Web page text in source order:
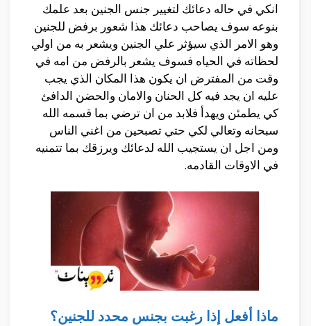
انكي في حاله دعائك لتغيير جنس الجنين بعد علمك
بنوعه سوف يصاحب دعائك هذا شعور برفض للجنين
وهو الامر الذي سيؤثر علي الجنين ويشعر به من اولي
لحظاته في الحياه فسوف يشعر بالرفض من امه في
وقت من المفترض ان يكون هذا المكان الذي يجب
عليه ان يجد فيه كل الحنان والامان والحضن الدافئ
كي يطمئن ويهدأ فلابد من ان ترضي بما قسمه الله
سبحانه وتعالي لكي حتي تصبحين من اغني الناس
ومن اجل ان يستجيب الله لدعائك ويرزقك بما تتمنيه
في الاوقات القادمه.
ماذا أفعل إذا رغبت بجنس محدد للجنين؟